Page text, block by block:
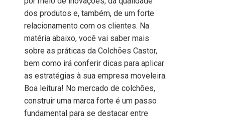
dos produtos e, também, de um forte
relacionamento com os clientes. Na
matéria abaixo, você vai saber mais
sobre as práticas da Colchões Castor,
bem como irá conferir dicas para aplicar
as estratégias à sua empresa moveleira.
Boa leitura! No mercado de colchões,
construir uma marca forte é um passo
fundamental para se destacar entre